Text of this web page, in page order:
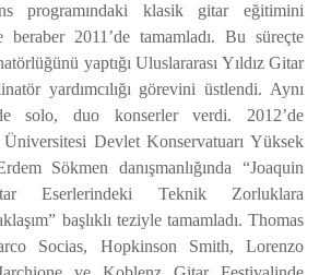
programındaki klasik gitar eğitimini
beraber 2011’de tamamladı. Bu süreçte
yaptığı Uluslararası Yıldız Gitar
yardımcılığı görevini üstlendi. Aynı
solo, duo konserler verdi. 2012’de
Üniversitesi Devlet Konservatuarı Yüksek
Sökmen danışmanlığında “Joaquin
Eserlerindeki Teknik Zorluklara
başlıklı teziyle tamamladı. Thomas
Socias, Hopkinson Smith, Lorenzo